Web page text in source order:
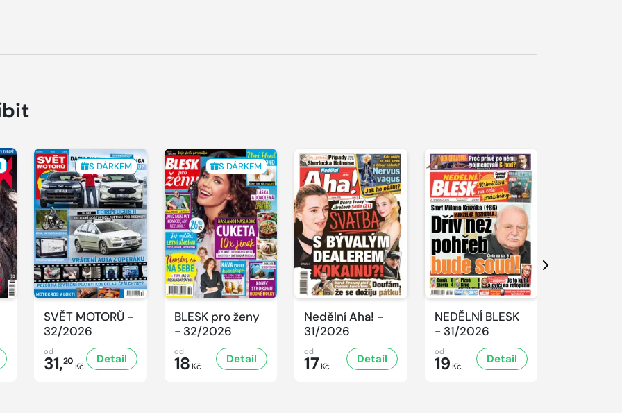
S DÁRKEM
SVĚT MOTORŮ -
32/2026
od
31,20 Kč
Detail
S DÁRKEM
BLESK pro ženy
- 32/2026
od
18 Kč
Detail
Nedělní Aha! -
31/2026
od
17 Kč
Detail
NEDĚLNÍ BLESK
- 31/2026
od
19 Kč
Detail
Další